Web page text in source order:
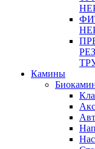
Камины